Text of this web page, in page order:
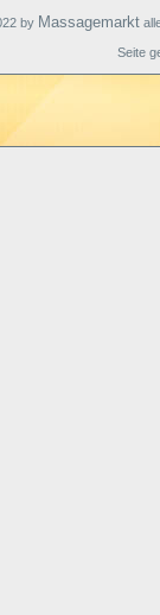
by Massagemarkt
Seite